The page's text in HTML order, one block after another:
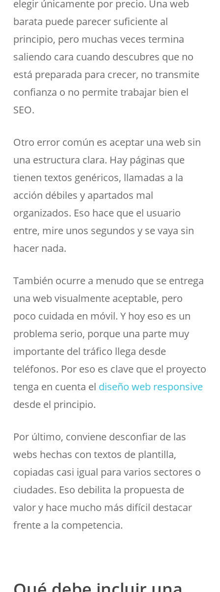
elegir únicamente por precio. Una web
barata puede parecer suficiente al
principio, pero muchas veces termina
saliendo cara cuando descubres que no
está preparada para crecer, no transmite
confianza o no permite trabajar bien el
SEO.
Otro error común es aceptar una web sin
una estructura clara. Hay páginas que
tienen textos genéricos, llamadas a la
acción débiles y apartados mal
organizados. Eso hace que el usuario
entre, mire unos segundos y se vaya sin
hacer nada.
También ocurre a menudo que se entrega
una web visualmente aceptable, pero
poco cuidada en móvil. Y hoy eso es un
problema serio, porque una parte muy
importante del tráfico llega desde
teléfonos. Por eso es clave que el proyecto
tenga en cuenta el diseño web responsive
desde el principio.
Por último, conviene desconfiar de las
webs hechas con textos de plantilla,
copiadas casi igual para varios sectores o
ciudades. Eso debilita la propuesta de
valor y hace mucho más difícil destacar
frente a la competencia.